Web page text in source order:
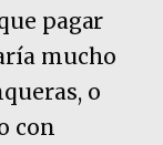
pagar
mucho
o
con